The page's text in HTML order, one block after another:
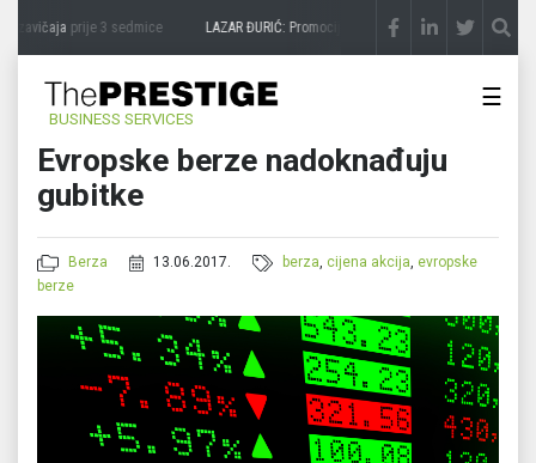
zavičajaprije 3 sedmice LAZAR ĐURIĆ: Promocija potencijal pretvara u destinaciju
BUSINESS SERVICES
☰
Evropske berze nadoknađuju
gubitke
Berza 13.06.2017. berza, cijena akcija, evropske
berze